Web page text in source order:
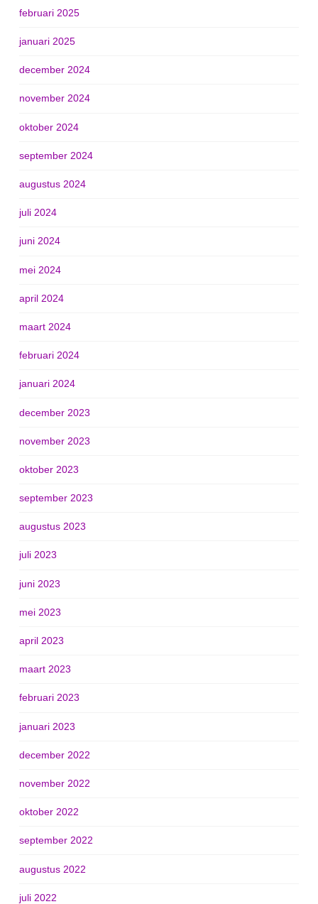
februari 2025
januari 2025
december 2024
november 2024
oktober 2024
september 2024
augustus 2024
juli 2024
juni 2024
mei 2024
april 2024
maart 2024
februari 2024
januari 2024
december 2023
november 2023
oktober 2023
september 2023
augustus 2023
juli 2023
juni 2023
mei 2023
april 2023
maart 2023
februari 2023
januari 2023
december 2022
november 2022
oktober 2022
september 2022
augustus 2022
juli 2022